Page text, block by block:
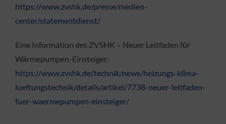
https://www.zvshk.de/presse/medien-
center/statementdienst/
Eine Information des ZVSHK – Neuer Leitfaden für
Wärmepumpen-Einsteiger:
https://www.zvshk.de/technik/news/heizungs-klima-
lueftungstechnik/details/artikel/7738-neuer-leitfaden-
fuer-waermepumpen-einsteiger/